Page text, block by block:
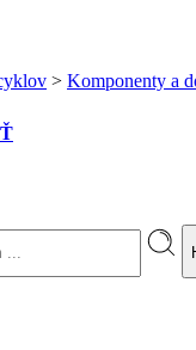
> Komponenty a